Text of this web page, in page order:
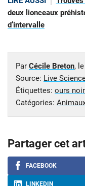
deux lionceaux
d’intervalle
Par Cécile Breton, le
Source: Live
Étiquettes: ours noir
Catégories:
Partager cet
FACEBOOK
LINKEDIN